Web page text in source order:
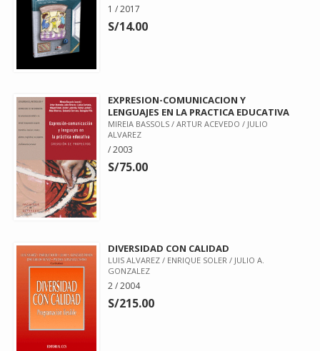
1 / 2017
S/14.00
EXPRESION-COMUNICACION Y
LENGUAJES EN LA PRACTICA EDUCATIVA
MIREIA BASSOLS / ARTUR ACEVEDO / JULIO
ALVAREZ
/ 2003
S/75.00
DIVERSIDAD CON CALIDAD
LUIS ALVAREZ / ENRIQUE SOLER / JULIO A.
GONZALEZ
2 / 2004
S/215.00